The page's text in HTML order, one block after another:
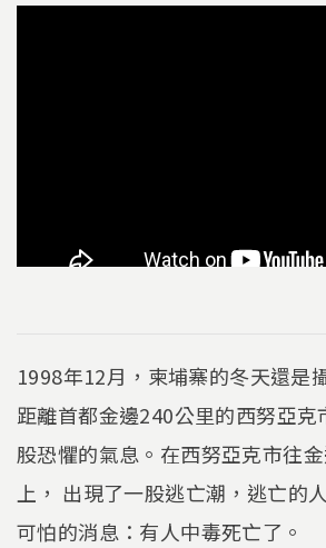
1998年12月，柬埔寨的冬天還是
距離首都金邊240公里的西努亞
股恐懼的氣息。在西努亞克市往
上， 出現了一股逃亡潮，逃亡的
可怕的消息：有人中毒死亡了。